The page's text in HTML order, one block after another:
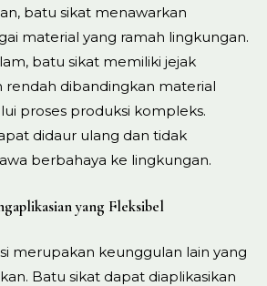
batu sikat menawarkan
material yang ramah lingkungan.
batu sikat memiliki jejak
rendah dibandingkan material
proses produksi kompleks.
didaur ulang dan tidak
berbahaya ke lingkungan.
yang Fleksibel
merupakan keunggulan lain yang
Batu sikat dapat diaplikasikan